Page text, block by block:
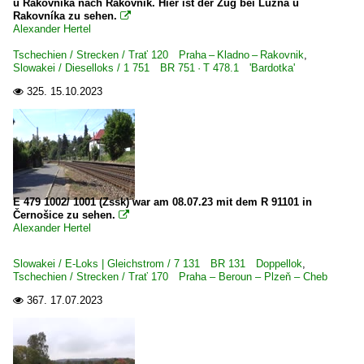
u Rakovníka nach Rakovnik. Hier ist der Zug bei Lužná u
Rakovníka zu sehen. 
Alexander Hertel
Tschechien / Strecken / Trať 120 Praha – Kladno – Rakovnik,
Slowakei / Dieselloks / 1 751 BR 751 · T 478.1 'Bardotka'
 325. 15.10.2023
E 479 1002/ 1001 (Zssk) war am 08.07.23 mit dem R 91101 in
Černošice zu sehen. 
Alexander Hertel
Slowakei / E-Loks | Gleichstrom / 7 131 BR 131 Doppellok,
Tschechien / Strecken / Trať 170 Praha – Beroun – Plzeň – Cheb
 367. 17.07.2023